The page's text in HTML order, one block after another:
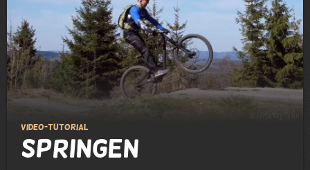
Video-Tutorial
Springen